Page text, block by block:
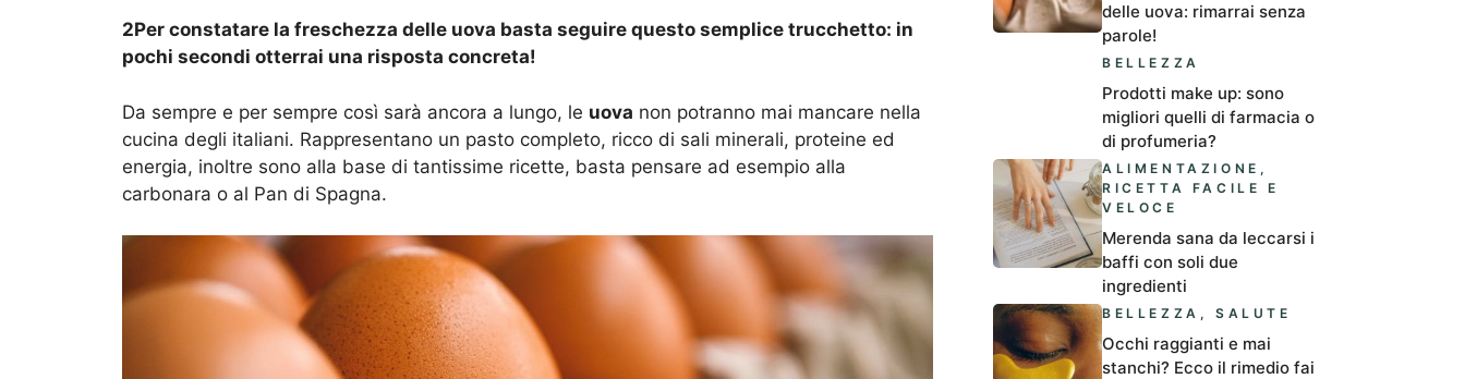
2Per constatare la freschezza delle uova basta seguire questo semplice trucchetto: in
pochi secondi otterrai una risposta concreta!
Da sempre e per sempre così sarà ancora a lungo, le uova non potranno mai mancare nella
cucina degli italiani. Rappresentano un pasto completo, ricco di sali minerali, proteine ed
energia, inoltre sono alla base di tantissime ricette, basta pensare ad esempio alla
carbonara o al Pan di Spagna.
delle uova: rimarrai senza
parole!
BELLEZZA
Prodotti make up: sono
migliori quelli di farmacia o
di profumeria?
ALIMENTAZIONE ,
RICETTA FACILE E
VELOCE
Merenda sana da leccarsi i
baffi con soli due
ingredienti
BELLEZZA ,SALUTE
Occhi raggianti e mai
stanchi? Ecco il rimedio fai